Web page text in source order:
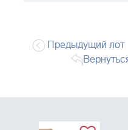
Предыдущий лот